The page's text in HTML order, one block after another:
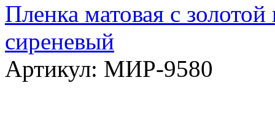
Пленка матовая с
сиреневый
Артикул: МИР-9580